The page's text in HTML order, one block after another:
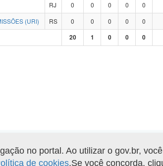
RJ 0 0 0 0 0
(URI)
RS 0 0 0 0 0
20 1 0 0 0
Gerar arquivo XLS
no portal. Ao utilizar o gov.br,
de cookies.Se você concorda,